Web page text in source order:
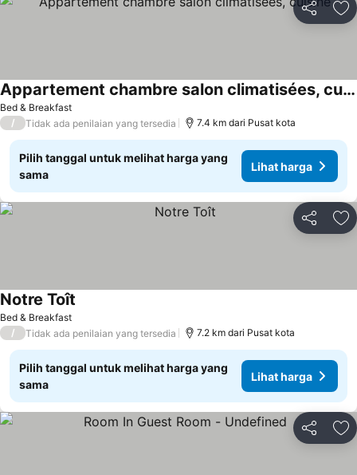
Bagikan
Bed & Breakfast
Appartement chambre salon climatisées, cuisine
Lihat harga
/ Tidak ada penilaian yang tersedia 7.4 km dari Pusat kota
Pilih tanggal untuk melihat harga yang
sama
Lihat harga
Bagikan
Bed & Breakfast
Notre Toît
/ Tidak ada penilaian yang tersedia 7.2 km dari Pusat kota
Pilih tanggal untuk melihat harga yang
sama
Lihat harga
Bagikan